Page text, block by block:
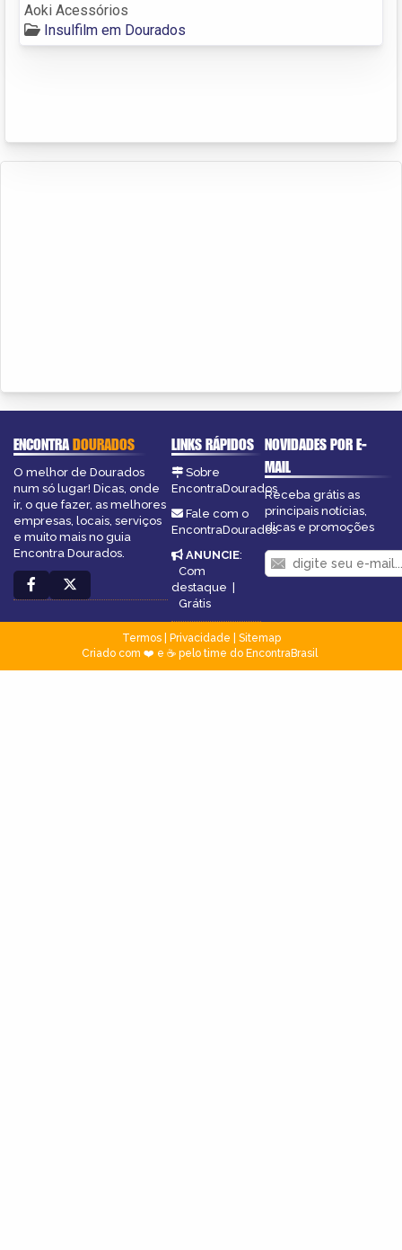
Aoki Acessórios
Insulfilm em Dourados
ENCONTRADOURADOS
O melhor de Dourados
num só lugar! Dicas, onde
ir, o que fazer, as melhores
empresas, locais, serviços
e muito mais no guia
Encontra Dourados.
LINKS RÁPIDOS
Sobre
EncontraDourados
Fale com o
EncontraDourados
ANUNCIE:
Com
destaque |
Grátis
NOVIDADES POR E-
MAIL
Receba grátis as
principais notícias,
dicas e promoções
Termos| Privacidade
Sitemap
Criado com ❤️ e ☕ pelo time do EncontraBrasil